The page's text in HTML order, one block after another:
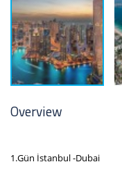
Overview
1.Gün İstanbul -Dubai